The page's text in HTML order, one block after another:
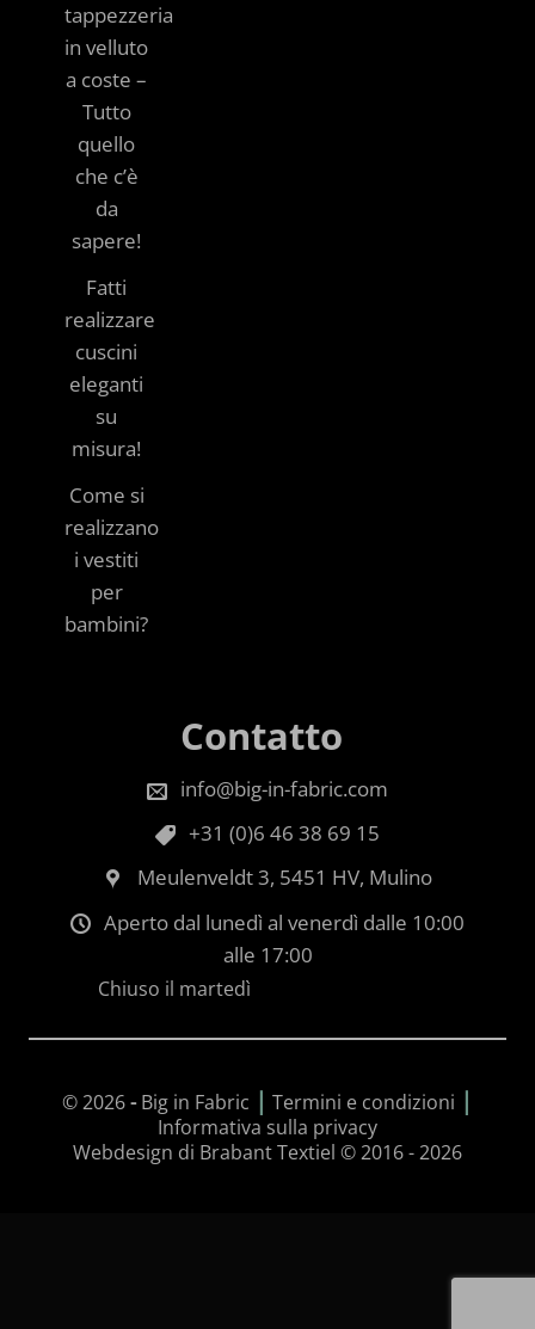
tappezzeria
in velluto
a coste –
Tutto
quello
che c’è
da
sapere!
Fatti
realizzare
cuscini
eleganti
su
misura!
Come si
realizzano
i vestiti
per
bambini?
Contatto
info@big-in-fabric.com
+31 (0)6 46 38 69 15
Meulenveldt 3, 5451 HV, Mulino
Aperto dal lunedì al venerdì dalle 10:00
alle 17:00
Chiuso il martedì
© 2026-Big in Fabric | Termini e condizioni |
Informativa sulla privacy
Webdesign di Brabant Textiel © 2016 - 2026